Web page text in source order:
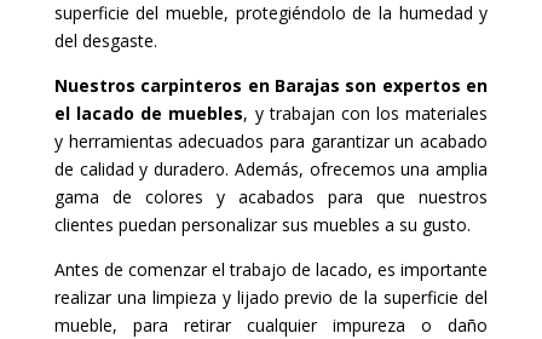
superficie del mueble, protegiéndolo de la humedad y
del desgaste.
Nuestros carpinteros en Barajas son expertos en
el lacado de muebles, y trabajan con los materiales
y herramientas adecuados para garantizar un acabado
de calidad y duradero. Además, ofrecemos una amplia
gama de colores y acabados para que nuestros
clientes puedan personalizar sus muebles a su gusto.
Antes de comenzar el trabajo de lacado, es importante
realizar una limpieza y lijado previo de la superficie del
mueble, para retirar cualquier impureza o daño